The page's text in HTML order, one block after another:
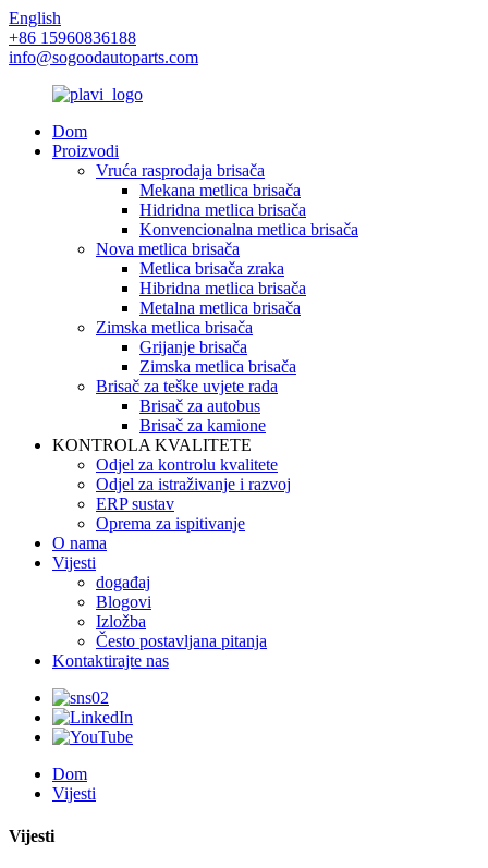
English
+86 15960836188
info@sogoodautoparts.com
Dom
Proizvodi
Vruća rasprodaja brisača
Mekana metlica brisača
Hidridna metlica brisača
Konvencionalna metlica brisača
Nova metlica brisača
Metlica brisača zraka
Hibridna metlica brisača
Metalna metlica brisača
Zimska metlica brisača
Grijanje brisača
Zimska metlica brisača
Brisač za teške uvjete rada
Brisač za autobus
Brisač za kamione
KONTROLA KVALITETE
Odjel za kontrolu kvalitete
Odjel za istraživanje i razvoj
ERP sustav
Oprema za ispitivanje
O nama
Vijesti
događaj
Blogovi
Izložba
Često postavljana pitanja
Kontaktirajte nas
Dom
Vijesti
Vijesti